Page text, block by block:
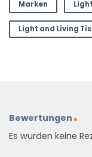
Marken
Light and Living
Bewertungen
Es wurden keine